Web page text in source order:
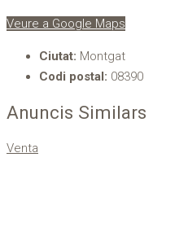
Veure a Google Maps
Ciutat: Montgat
Codi postal: 08390
Anuncis Similars
Venta